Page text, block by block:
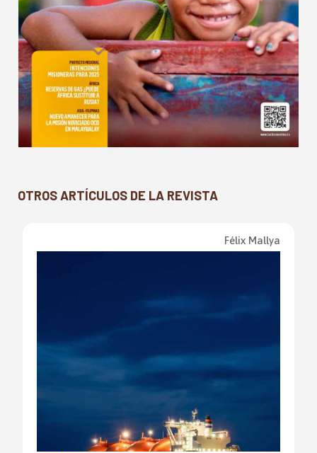
OTROS ARTÍCULOS DE LA REVISTA
Félix Mallya